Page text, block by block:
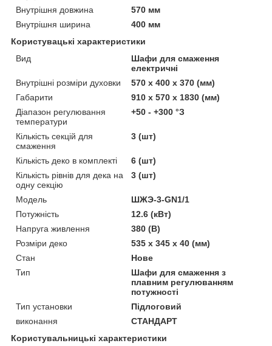
Внутрішня довжина
570 мм
Внутрішня ширина
400 мм
Користувацькi характеристики
Вид
Шафи для смаження
електричні
Внутрішні розміри духовки
570 х 400 х 370 (мм)
Габарити
910 x 570 x 1830 (мм)
Діапазон регулювання
температури
+50 - +300 °З
Кількість секцій для
смаження
3 (шт)
Кількість деко в комплекті
6 (шт)
Кількість рівнів для дека на
одну секцію
3 (шт)
Модель
ШЖЭ-3-GN1/1
Потужність
12.6 (кВт)
Напруга живлення
380 (В)
Розміри деко
535 х 345 х 40 (мм)
Стан
Нове
Тип
Шафи для смаження з
плавним регулюванням
потужності
Тип установки
Підлоговий
виконання
СТАНДАРТ
Користувальницькі характеристики